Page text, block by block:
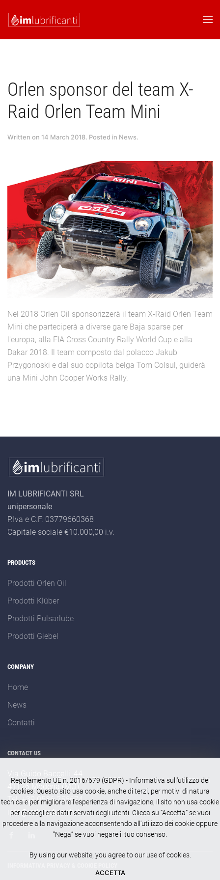
Skip to main content
Orlen sponsor del team X-
Raid Orlen Team Mini
Written on 14 March 2018. Posted in News.
Nel 2018 Orlen Oil sponsorizzerà il team X-Raid Orlen Team
Mini che parteciperà a diverse gare Baja sparse per
l'europa, alla FIA Cross Country Rally World Cup e alla
Dakar 2018. Il team composto dal polacco Jakub
Przygonoski e dal suo copilota belga Tom Colsul, guiderà
una Mini John Cooper Works Rally.
IM LUBRIFICANTI SRL
unipersonale
P.Iva e C.F. 03779660368
Capitale sociale €10.000,00 i.v.
PRODUCTS
Prodotti Orlen Oil
Prodotti Klüber
Prodotti Pulsarlube
Prodotti Giebel
COMPANY
Home
News
Contatti
CONTACT US
41126 Modena (MO)
Tel. +39 0536 256674
info@imlubrificanti.it
Regolamento UE n. 2016/679 (GDPR) - Informativa sull'utilizzo dei
cookies. Questo sito usa cookie, anche di terzi, per motivi di natura
tecnica e per migliorare l'esperienza di navigazione, il sito non usa cookie
per raccogliere dati riservati degli utenti. Clicca su “Accetta” se vuoi
procedere alla navigazione acconsentendo all'utilizzo dei cookie oppure
“Nega” se vuoi negare il tuo consenso.
By using our website, you agree to our use of cookies.
ACCETTA